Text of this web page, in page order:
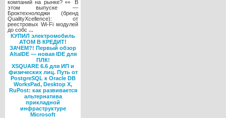
компаний на рынке? 👀 В
этом выпуске —
Броктехнолоджи (бренд
QualityXcellence): от
реестровых Wi-Fi модулей
до собс ...
КУПИЛ электромобиль
АТОМ В КРЕДИТ!
ЗАЧЕМ?! Первый обзор
AltaIDE — новая IDE для
ПЛК!
XSQUARE 6.6 для ИП и
физических лиц. Путь от
PostgreSQL к Oracle DB
WorksPad, Desktop X,
RuPost: как развивается
альтернатива
прикладной
инфраструктуре
Microsoft